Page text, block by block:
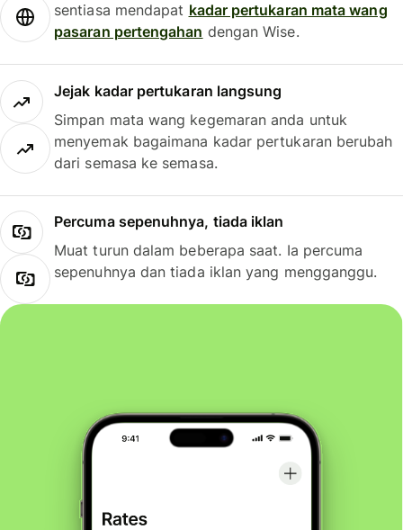
sentiasa mendapat kadar pertukaran mata wang
pasaran pertengahan dengan Wise.
Jejak kadar pertukaran langsung
Simpan mata wang kegemaran anda untuk
menyemak bagaimana kadar pertukaran berubah
dari semasa ke semasa.
Percuma sepenuhnya, tiada iklan
Muat turun dalam beberapa saat. Ia percuma
sepenuhnya dan tiada iklan yang mengganggu.